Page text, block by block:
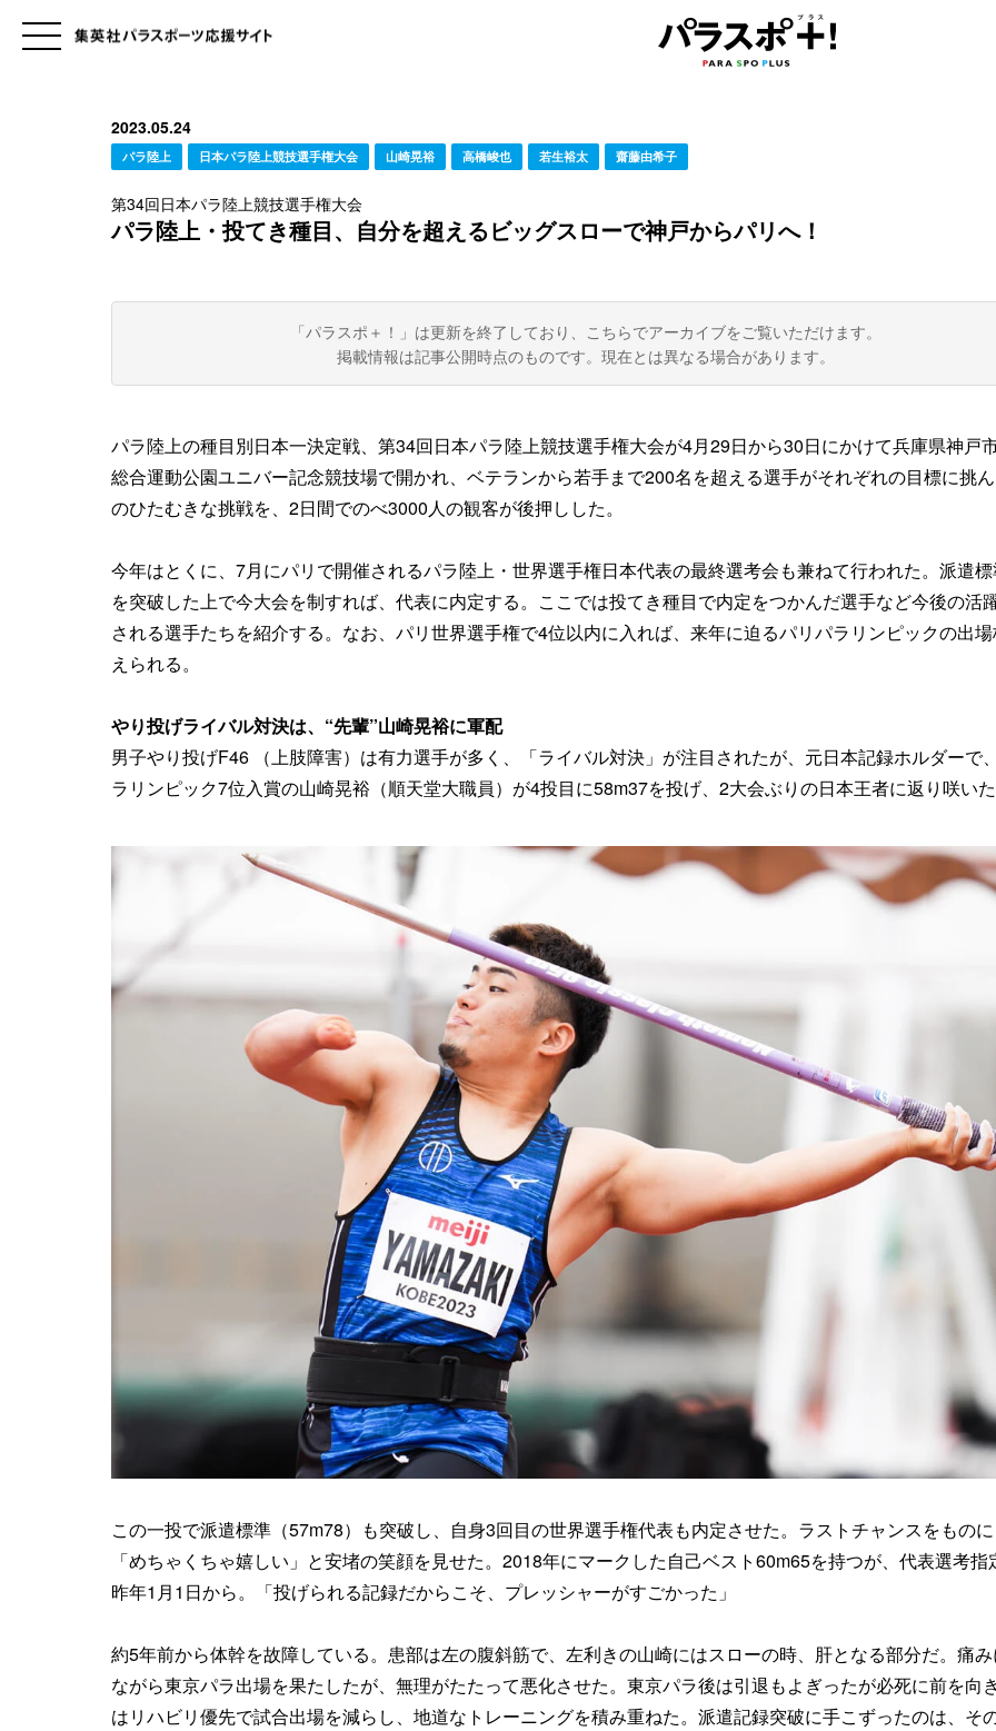
2023.05.24
パラ陸上 日本パラ陸上競技選手権大会 山崎晃裕 高橋峻也 若生裕太 齋藤由希子
第34回日本パラ陸上競技選手権大会
パラ陸上・投てき種目、自分を超えるビッグスローで神戸からパリへ！
「パラスポ＋！」は更新を終了しており、こちらでアーカイブをご覧いただけます。
掲載情報は記事公開時点のものです。現在とは異なる場合があります。
パラ陸上の種目別日本一決定戦、第34回日本パラ陸上競技選手権大会が4月29日から30日にかけて兵庫県神戸
総合運動公園ユニバー記念競技場で開かれ、ベテランから若手まで200名を超える選手がそれぞれの目標に挑
のひたむきな挑戦を、2日間でのべ3000人の観客が後押しした。
今年はとくに、7月にパリで開催されるパラ陸上・世界選手権日本代表の最終選考会も兼ねて行われた。派遣
を突破した上で今大会を制すれば、代表に内定する。ここでは投てき種目で内定をつかんだ選手など今後の活
される選手たちを紹介する。なお、パリ世界選手権で4位以内に入れば、来年に迫るパリパラリンピックの出
えられる。
やり投げライバル対決は、“先輩”山崎晃裕に軍配
男子やり投げF46 （上肢障害）は有力選手が多く、「ライバル対決」が注目されたが、元日本記録ホルダーで
ラリンピック7位入賞の山崎晃裕（順天堂大職員）が4投目に58m37を投げ、2大会ぶりの日本王者に返り咲い
この一投で派遣標準（57m78）も突破し、自身3回目の世界選手権代表も内定させた。ラストチャンスをもの
「めちゃくちゃ嬉しい」と安堵の笑顔を見せた。2018年にマークした自己ベスト60m65を持つが、代表選考指
昨年1月1日から。「投げられる記録だからこそ、プレッシャーがすごかった」
約5年前から体幹を故障している。患部は左の腹斜筋で、左利きの山崎にはスローの時、肝となる部分だ。痛
ながら東京パラ出場を果たしたが、無理がたたって悪化させた。東京パラ後は引退もよぎったが必死に前を向
はリハビリ優先で試合出場を減らし、地道なトレーニングを積み重ねた。派遣記録突破に手こずったのは、そ